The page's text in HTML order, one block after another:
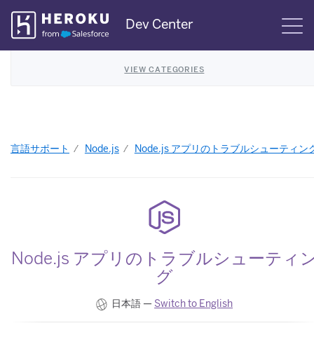
Skip
Navigation
Dev Center
VIEW CATEGORIES
言語サポート Node.js Node.js アプリのトラブルシューティン
Node.js アプリのトラブルシューティ
グ
日本語 — Switch to English